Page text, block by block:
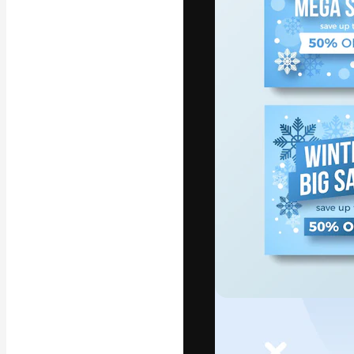
La plataforma
trabajo. Más
entre
estudios.
Español
Copyright © 2010-